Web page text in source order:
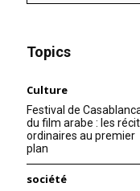
Topics
Culture
Festival de
du film arabe : les
ordinaires au premier
plan
société